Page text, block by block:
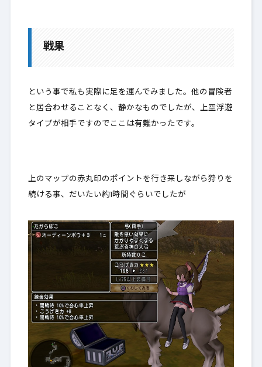
戦果
という事で私も実際に足を運んでみました。他の冒険者
と居合わせることなく、静かなものでしたが、上空浮遊
タイプが相手ですのでここは有難かったです。
上のマップの赤丸印のポイントを行き来しながら狩りを
続ける事、だいたい約1時間ぐらいでしたが